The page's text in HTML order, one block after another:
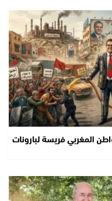
المغربي فريسة لبارونات